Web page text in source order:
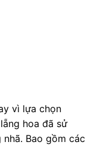
vì lựa chọn
hoa đã sử
Bao gồm các